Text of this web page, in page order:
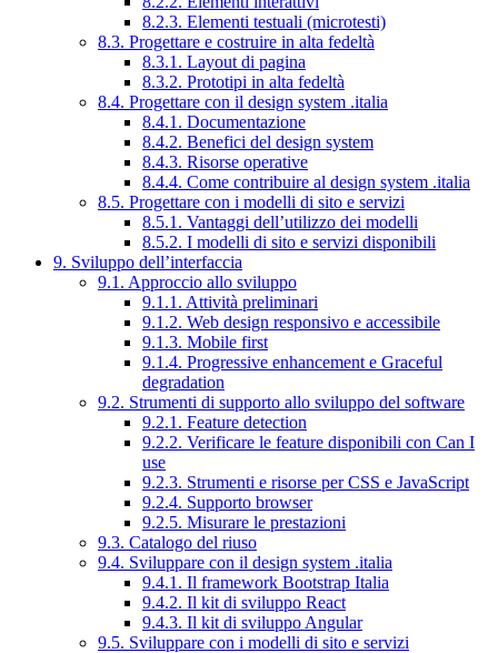
8.2.3. Elementi testuali (microtesti)
8.3. Progettare e costruire in alta fedeltà
8.3.1. Layout di pagina
8.3.2. Prototipi in alta fedeltà
8.4. Progettare con il design system .italia
8.4.1. Documentazione
8.4.2. Benefici del design system
8.4.3. Risorse operative
8.4.4. Come contribuire al design system .italia
8.5. Progettare con i modelli di sito e servizi
8.5.1. Vantaggi dell’utilizzo dei modelli
8.5.2. I modelli di sito e servizi disponibili
9. Sviluppo dell’interfaccia
9.1. Approccio allo sviluppo
9.1.1. Attività preliminari
9.1.2. Web design responsivo e accessibile
9.1.3. Mobile first
9.1.4. Progressive enhancement e Graceful
degradation
9.2. Strumenti di supporto allo sviluppo del software
9.2.1. Feature detection
9.2.2. Verificare le feature disponibili con Can I
use
9.2.3. Strumenti e risorse per CSS e JavaScript
9.2.4. Supporto browser
9.2.5. Misurare le prestazioni
9.3. Catalogo del riuso
9.4. Sviluppare con il design system .italia
9.4.1. Il framework Bootstrap Italia
9.4.2. Il kit di sviluppo React
9.4.3. Il kit di sviluppo Angular
9.5. Sviluppare con i modelli di sito e servizi